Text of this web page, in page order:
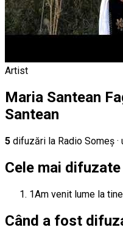
Artist
Maria Santean
Santean
5 difuzări la Radio Someș
Cele mai
1Am venit lume la tine
Când a fost